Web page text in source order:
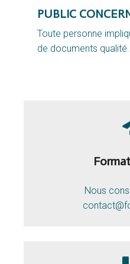
PUBLIC
Toute personne
de documents qualité.
Nous